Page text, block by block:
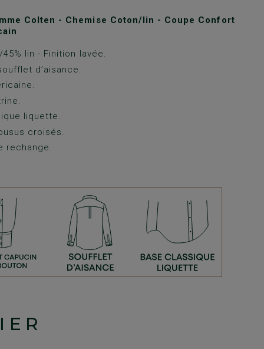
Colten - Chemise Coton/lin - Coupe Confort
lin - Finition lavée.
d’aisance.
liquette.
croisés.
rechange.